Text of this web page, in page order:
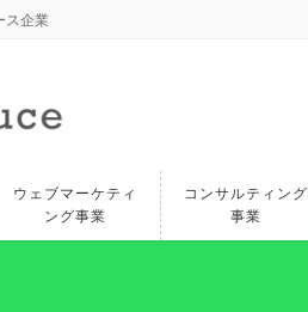
ス企業
ウェブマーケティ
ング事業
コンサルティング
事業